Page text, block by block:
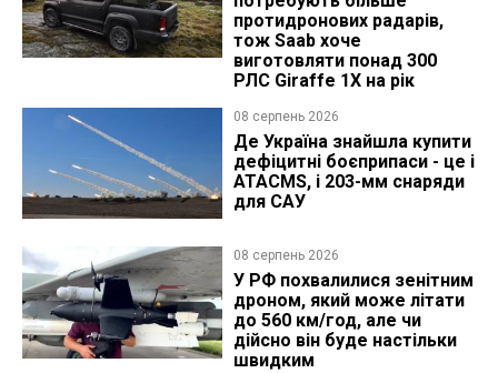
протидронових радарів,
тож Saab хоче
виготовляти понад 300
РЛС Giraffe 1X на рік
08 серпень 2026
Де Україна знайшла купити
дефіцитні боєприпаси - це і
ATACMS, і 203-мм снаряди
для САУ
08 серпень 2026
У РФ похвалилися зенітним
дроном, який може літати
до 560 км/год, але чи
дійсно він буде настільки
швидким